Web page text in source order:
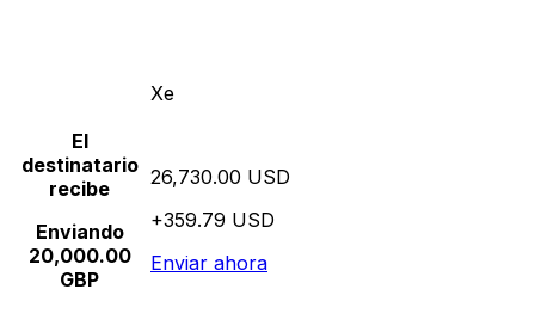
Xe
El
destinatario
recibe
Enviando
20,000.00
GBP
26,730.00 USD
+359.79 USD
Enviar ahora